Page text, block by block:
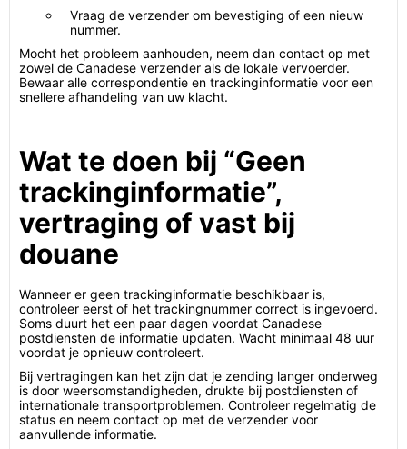
Vraag de verzender om bevestiging of een nieuw
nummer.
Mocht het probleem aanhouden, neem dan contact op met
zowel de Canadese verzender als de lokale vervoerder.
Bewaar alle correspondentie en trackinginformatie voor een
snellere afhandeling van uw klacht.
Wat te doen bij “Geen
trackinginformatie”,
vertraging of vast bij
douane
Wanneer er geen trackinginformatie beschikbaar is,
controleer eerst of het trackingnummer correct is ingevoerd.
Soms duurt het een paar dagen voordat Canadese
postdiensten de informatie updaten. Wacht minimaal 48 uur
voordat je opnieuw controleert.
Bij vertragingen kan het zijn dat je zending langer onderweg
is door weersomstandigheden, drukte bij postdiensten of
internationale transportproblemen. Controleer regelmatig de
status en neem contact op met de verzender voor
aanvullende informatie.